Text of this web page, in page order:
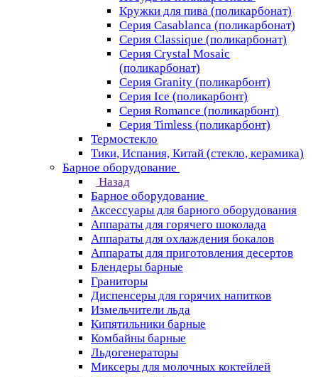
Кружки для пива (поликарбонат)
Серия Casablanсa (поликарбонат)
Серия Classique (поликарбонат)
Серия Crystal Mosaic
(поликарбонат)
Серия Granity (поликарбонт)
Серия Ice (поликарбонт)
Серия Romance (поликарбонт)
Серия Timless (поликарбонт)
Термостекло
Тики, Испания, Китай (стекло, керамика)
Барное оборудование
Назад
Барное оборудование
Аксессуары для барного оборудования
Аппараты для горячего шоколада
Аппараты для охлаждения бокалов
Аппараты для приготовления десертов
Блендеры барные
Граниторы
Диспенсеры для горячих напитков
Измельчители льда
Кипятильники барные
Комбайны барные
Льдогенераторы
Миксеры для молочных коктейлей